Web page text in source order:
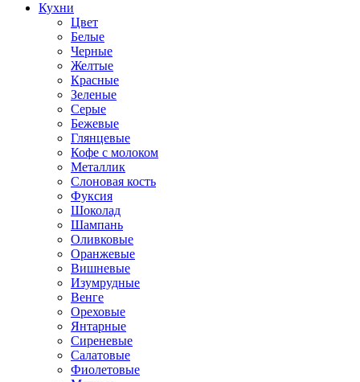
Кухни
Цвет
Белые
Черные
Желтые
Красные
Зеленые
Серые
Бежевые
Глянцевые
Кофе с молоком
Металлик
Слоновая кость
Фуксия
Шоколад
Шампань
Оливковые
Оранжевые
Вишневые
Изумрудные
Венге
Ореховые
Янтарные
Сиреневые
Салатовые
Фиолетовые